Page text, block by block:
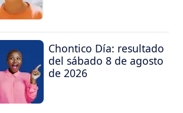
Chontico Día: resultado
del sábado 8 de agosto
de 2026